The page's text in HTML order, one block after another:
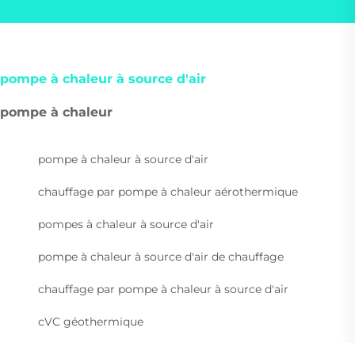
pompe à chaleur à source d'air
pompe à chaleur
pompe à chaleur à source d'air
chauffage par pompe à chaleur aérothermique
pompes à chaleur à source d'air
pompe à chaleur à source d'air de chauffage
chauffage par pompe à chaleur à source d'air
cVC géothermique